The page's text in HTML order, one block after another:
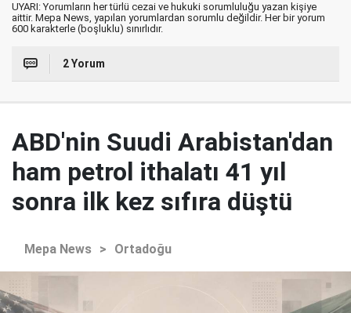
UYARI: Yorumların her türlü cezai ve hukuki sorumluluğu yazan kişiye
aittir. Mepa News, yapılan yorumlardan sorumlu değildir. Her bir yorum
600 karakterle (boşluklu) sınırlıdır.
2 Yorum
ABD'nin Suudi Arabistan'dan
ham petrol ithalatı 41 yıl
sonra ilk kez sıfıra düştü
Mepa News > Ortadoğu